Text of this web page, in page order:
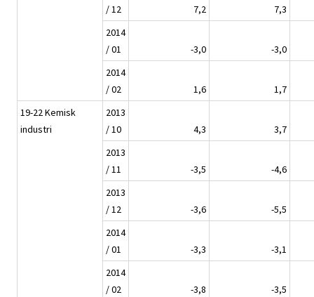
/ 12
7,2
7,3
2014
/ 01
-3,0
-3,0
2014
/ 02
1,6
1,7
19-22 Kemisk
industri
2013
/ 10
4,3
3,7
2013
/ 11
-3,5
-4,6
2013
/ 12
-3,6
-5,5
2014
/ 01
-3,3
-3,1
2014
/ 02
-3,8 -3,5